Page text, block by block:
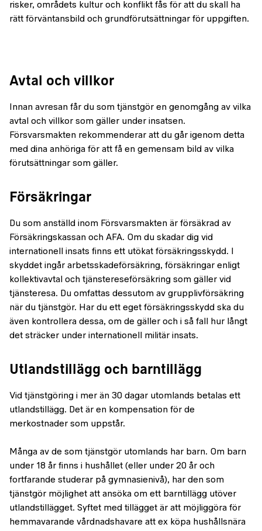
risker, områdets kultur och konflikt fås för att du skall ha
rätt förväntansbild och grundförutsättningar för uppgiften.
Avtal och villkor
Innan avresan får du som tjänstgör en genomgång av vilka
avtal och villkor som gäller under insatsen.
Försvarsmakten rekommenderar att du går igenom detta
med dina anhöriga för att få en gemensam bild av vilka
förutsättningar som gäller.
Försäkringar
Du som anställd inom Försvarsmakten är försäkrad av
Försäkringskassan och AFA. Om du skadar dig vid
internationell insats finns ett utökat försäkringsskydd. I
skyddet ingår arbetsskadeförsäkring, försäkringar enligt
kollektivavtal och tjänstereseförsäkring som gäller vid
tjänsteresa. Du omfattas dessutom av grupplivförsäkring
när du tjänstgör. Har du ett eget försäkringsskydd ska du
även kontrollera dessa, om de gäller och i så fall hur långt
det sträcker under internationell militär insats.
Utlandstillägg och barntillägg
Vid tjänstgöring i mer än 30 dagar utomlands betalas ett
utlandstillägg. Det är en kompensation för de
merkostnader som uppstår.
Många av de som tjänstgör utomlands har barn. Om barn
under 18 år finns i hushållet (eller under 20 år och
fortfarande studerar på gymnasienivå), har den som
tjänstgör möjlighet att ansöka om ett barntillägg utöver
utlandstillägget. Syftet med tillägget är att möjliggöra för
hemmavarande vårdnadshavare att ex köpa hushållsnära